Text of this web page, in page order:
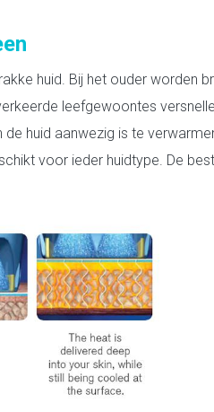
huid. Bij het ouder worden
leefgewoontes
huid aanwezig is te
voor ieder huidtype. De